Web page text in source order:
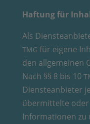
Haftung für
Als
TMG für eigene
den allgemeinen
Nach §§ 8 bis 10
Diensteanbieter
übermittelte
Informationen zu